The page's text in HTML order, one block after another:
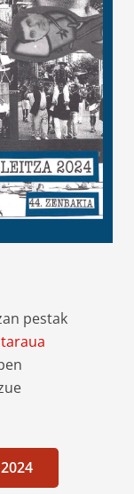
pestak